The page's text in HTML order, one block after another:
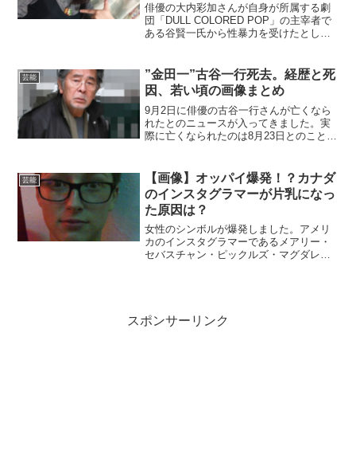
俳優の大内彩加さんが自身が所属する劇
団「DULL COLORED POP」の主宰者で
ある谷賢一氏から性暴力を受けたとして
島三部作」に出演していた女優さんです
が、今回の突...
芸能
”金田一”古谷一行死去。経歴と死
因、若い頃の画像まとめ
9月2日に俳優の古谷一行さんが亡くなら
れたとのニュースが入ってきました。実
際に亡くなられたのは8月23日とのことで
んの死因③若い頃の画像を振り返ってみ
たいと思います。...
芸能
【画像】オッパイ爆発！？カナダ
のインスタグラマーが片乳になっ
た原因は？
女性のシンボルが爆発しました。アメリ
カのインスタグラマーであるメアリー・
セバスチャン・ピックルズ・マグダレン
スポンサーリンク